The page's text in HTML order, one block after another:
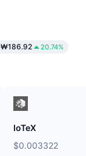
₩186.92 20.74%
IoTeX
$0.003322